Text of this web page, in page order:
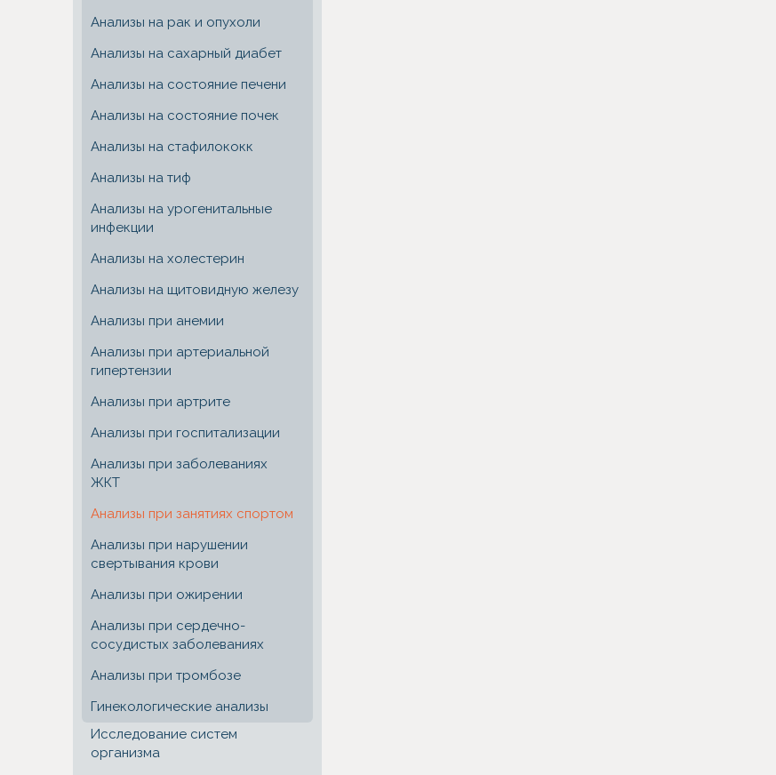
Анализы на рак и опухоли
Анализы на сахарный диабет
Анализы на состояние печени
Анализы на состояние почек
Анализы на стафилококк
Анализы на тиф
Анализы на урогенитальные
инфекции
Анализы на холестерин
Анализы на щитовидную железу
Анализы при анемии
Анализы при артериальной
гипертензии
Анализы при артрите
Анализы при госпитализации
Анализы при заболеваниях
ЖКТ
Анализы при занятиях спортом
Анализы при нарушении
свертывания крови
Анализы при ожирении
Анализы при сердечно-
сосудистых заболеваниях
Анализы при тромбозе
Гинекологические анализы
Исследование систем
организма